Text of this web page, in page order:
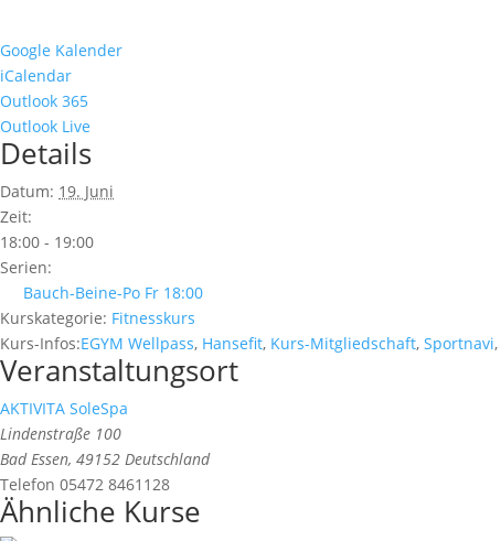
Google Kalender
iCalendar
Outlook 365
Outlook Live
Details
Datum: 19. Juni
Zeit:
18:00 - 19:00
Serien:
Bauch-Beine-Po Fr 18:00
Kurskategorie: Fitnesskurs
Kurs-Infos:EGYM Wellpass, Hansefit, Kurs-Mitgliedschaft, Sportnavi,
Veranstaltungsort
AKTIVITA SoleSpa
Lindenstraße 100
Bad Essen, 49152 Deutschland
Telefon 05472 8461128
Ähnliche Kurse